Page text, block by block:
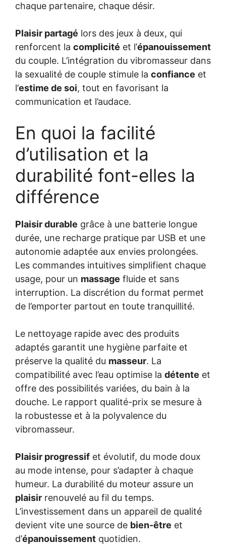
chaque partenaire, chaque désir.
Plaisir partagé lors des jeux à deux, qui
renforcent la complicité et l’épanouissement
du couple. L’intégration du vibromasseur dans
la sexualité de couple stimule la confiance et
l’estime de soi, tout en favorisant la
communication et l’audace.
En quoi la facilité
d’utilisation et la
durabilité font-elles la
différence
Plaisir durable grâce à une batterie longue
durée, une recharge pratique par USB et une
autonomie adaptée aux envies prolongées.
Les commandes intuitives simplifient chaque
usage, pour un massage fluide et sans
interruption. La discrétion du format permet
de l’emporter partout en toute tranquillité.
Le nettoyage rapide avec des produits
adaptés garantit une hygiène parfaite et
préserve la qualité du masseur. La
compatibilité avec l’eau optimise la détente et
offre des possibilités variées, du bain à la
douche. Le rapport qualité-prix se mesure à
la robustesse et à la polyvalence du
vibromasseur.
Plaisir progressif et évolutif, du mode doux
au mode intense, pour s’adapter à chaque
humeur. La durabilité du moteur assure un
plaisir renouvelé au fil du temps.
L’investissement dans un appareil de qualité
devient vite une source de bien-être et
d’épanouissement quotidien.